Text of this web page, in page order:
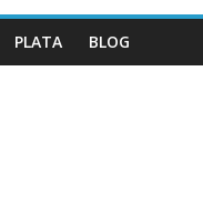
PLATA BLOG